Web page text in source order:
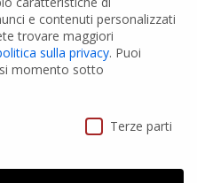
data
Cookies
e contenuti personalizzati
trovare maggiori
sulla privacy. Puoi
momento sotto
Terze parti